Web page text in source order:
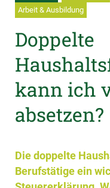
Arbeit & Ausbildung
Doppelte
kann ich
absetzen?
Die doppelte
Berufstätige ein